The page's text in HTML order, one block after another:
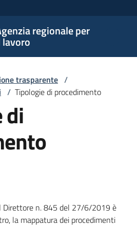
regionale per
lavoro
trasparente /
/ Tipologie di procedimento
di
Direttore n. 845 del 27/6/2019 è
la mappatura dei procedimenti